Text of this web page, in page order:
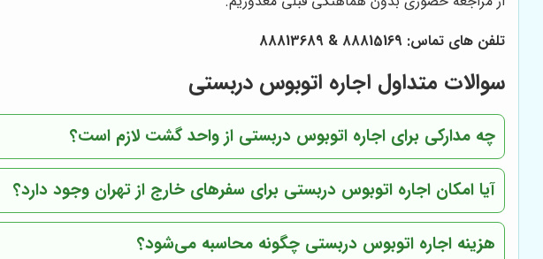
تلفن های تماس: 88815169 & 88813689
سوالات متداول اجاره اتوبوس دربستی
چه مدارکی برای اجاره اتوبوس دربستی از واحد گشت لازم است؟
آیا امکان اجاره اتوبوس دربستی برای سفرهای خارج از تهران وجود دارد؟
هزینه اجاره اتوبوس دربستی چگونه محاسبه می‌شود؟